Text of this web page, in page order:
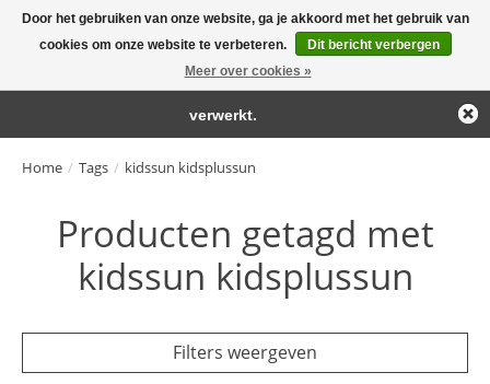
Large selection of products and fast shipping!
Home / Tags / kidssun kidsplussun
Producten getagd met
kidssun kidsplussun
Filters weergeven
Door het gebruiken van onze website, ga je akkoord met het gebruik van
cookies om onze website te verbeteren.
Dit bericht verbergen
Meer over cookies »
← Keer terug naar de backofficeDeze winkel is in aanbouw.
Eventueel geplaatste orders zullen niet worden gehonoreerd of
verwerkt.